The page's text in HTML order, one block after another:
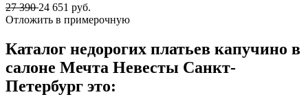
27 39024 651 руб.
Отложить в примерочную
Каталог недорогих платьев капучино в
салоне Мечта Невесты Санкт-
Петербург это: